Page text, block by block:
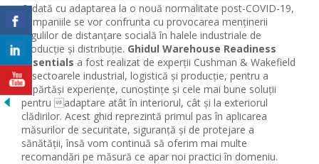
O dată cu adaptarea la o nouă normalitate post-COVID-19,
companiile se vor confrunta cu provocarea menținerii
regulilor de distanțare socială în halele industriale de
producție și distribuție. Ghidul Warehouse Readiness
Essentials a fost realizat de experții Cushman & Wakefield
în sectoarele industrial, logistică și producție, pentru a
împărtăși experiențe, cunoștințe și cele mai bune soluții
pentru adaptare atât în ​​interiorul, cât și la exteriorul
clădirilor. Acest ghid reprezintă primul pas în aplicarea
măsurilor de securitate, siguranță și de protejare a
sănătății, însă vom continuă să oferim mai multe
recomandări pe măsură ce apar noi practici în domeniu.